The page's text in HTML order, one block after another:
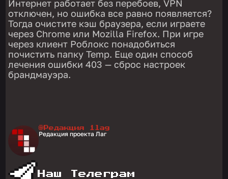
Интернет работает без перебоев, VPN
отключен, но ошибка все равно появляется?
Тогда очистите кэш браузера, если играете
через Chrome или Mozilla Firefox. При игре
через клиент Роблокс понадобиться
почистить папку Temp. Еще один способ
лечения ошибки 403 — сброс настроек
брандмауэра.
@Редакция 1lag
Редакция проекта Лаг
Наш Телеграм